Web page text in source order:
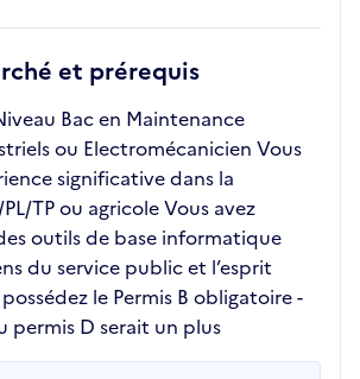
et prérequis
Bac en Maintenance
ou Electromécanicien Vous
significative dans la
TP ou agricole Vous avez
outils de base informatique
du service public et l’esprit
le Permis B obligatoire -
permis D serait un plus